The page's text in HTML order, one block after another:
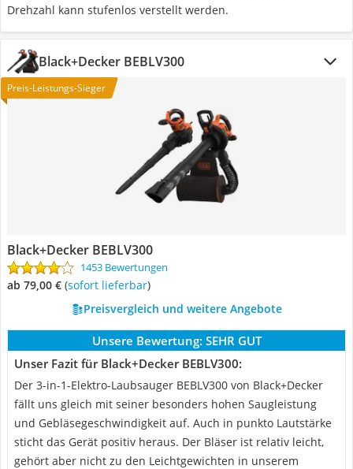
Drehzahl kann stufenlos verstellt werden.
Black+Decker BEBLV300
Preis-Leistungs-Sieger
Black+Decker BEBLV300
1453 Bewertungen
ab 79,00 € ( Sofort lieferbar)
Preisvergleich und weitere Angebote
Unsere Bewertung: SEHR GUT
Unser Fazit für Black+Decker BEBLV300:
Der 3-in-1-Elektro-Laubsauger BEBLV300 von Black+Decker
fällt uns gleich mit seiner besonders hohen Saugleistung
und Gebläsegeschwindigkeit auf. Auch in punkto Lautstärke
sticht das Gerät positiv heraus. Der Bläser ist relativ leicht,
gehört aber nicht zu den Leichtgewichten in unserem